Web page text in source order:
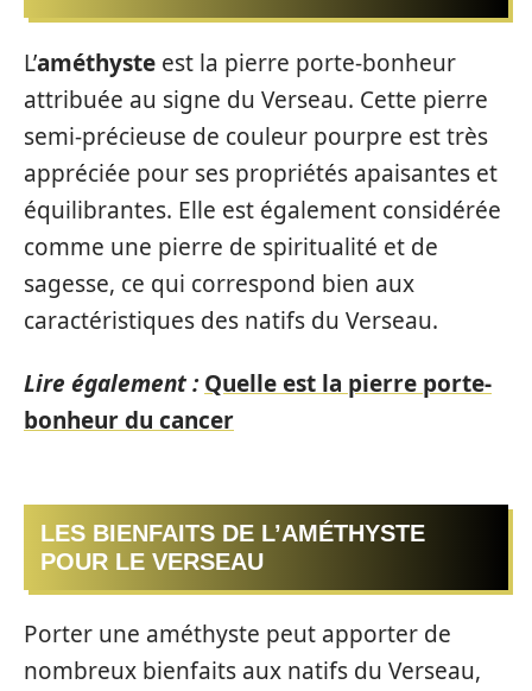
L’améthyste est la pierre porte-bonheur
attribuée au signe du Verseau. Cette pierre
semi-précieuse de couleur pourpre est très
appréciée pour ses propriétés apaisantes et
équilibrantes. Elle est également considérée
comme une pierre de spiritualité et de
sagesse, ce qui correspond bien aux
caractéristiques des natifs du Verseau.
Lire également : Quelle est la pierre porte-
bonheur du cancer
LES BIENFAITS DE L’AMÉTHYSTE
POUR LE VERSEAU
Porter une améthyste peut apporter de
nombreux bienfaits aux natifs du Verseau,